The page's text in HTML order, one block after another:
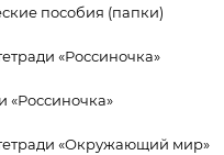
пособия (папки)
«Россиночка»
«Россиночка»
«Окружающий мир»